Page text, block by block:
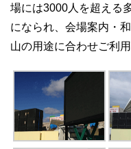
場には3000人を超える
になられ、会場案内・
山の用途に合わせご利